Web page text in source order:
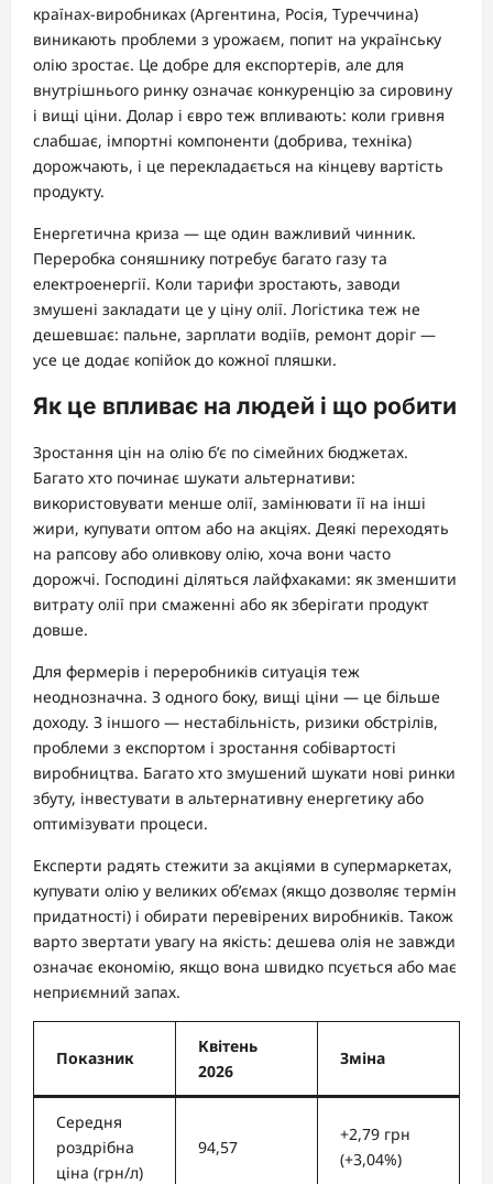
країнах-виробниках (Аргентина, Росія, Туреччина)
виникають проблеми з урожаєм, попит на українську
олію зростає. Це добре для експортерів, але для
внутрішнього ринку означає конкуренцію за сировину
і вищі ціни. Долар і євро теж впливають: коли гривня
слабшає, імпортні компоненти (добрива, техніка)
дорожчають, і це перекладається на кінцеву вартість
продукту.
Енергетична криза — ще один важливий чинник.
Переробка соняшнику потребує багато газу та
електроенергії. Коли тарифи зростають, заводи
змушені закладати це у ціну олії. Логістика теж не
дешевшає: пальне, зарплати водіїв, ремонт доріг —
усе це додає копійок до кожної пляшки.
Як це впливає на людей і що робити
Зростання цін на олію б’є по сімейних бюджетах.
Багато хто починає шукати альтернативи:
використовувати менше олії, замінювати її на інші
жири, купувати оптом або на акціях. Деякі переходять
на рапсову або оливкову олію, хоча вони часто
дорожчі. Господині діляться лайфхаками: як зменшити
витрату олії при смаженні або як зберігати продукт
довше.
Для фермерів і переробників ситуація теж
неоднозначна. З одного боку, вищі ціни — це більше
доходу. З іншого — нестабільність, ризики обстрілів,
проблеми з експортом і зростання собівартості
виробництва. Багато хто змушений шукати нові ринки
збуту, інвестувати в альтернативну енергетику або
оптимізувати процеси.
Експерти радять стежити за акціями в супермаркетах,
купувати олію у великих об’ємах (якщо дозволяє термін
придатності) і обирати перевірених виробників. Також
варто звертати увагу на якість: дешева олія не завжди
означає економію, якщо вона швидко псується або має
неприємний запах.
Показник
Квітень
2026
Зміна
Середня
роздрібна
ціна (грн/л)
94,57
+2,79 грн
(+3,04%)